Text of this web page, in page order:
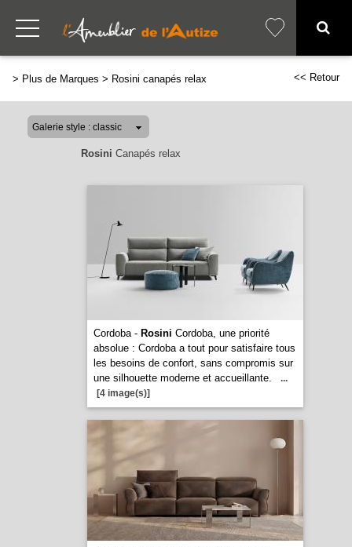
> Plus de Marques > Rosini canapés relax << Retour
Rosini Canapés relax
Cordoba - Rosini Cordoba, une priorité
absolue : Cordoba a tout pour satisfaire tous
les besoins de confort, sans compromis sur
une silhouette moderne et accueillante.
...
[4 image(s)]